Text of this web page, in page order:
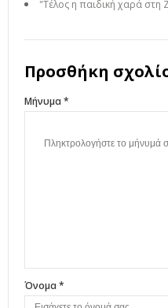
"Τέλος η παιδική χαρά στη
Προσθήκη
Μήνυμα *
Όνομα *